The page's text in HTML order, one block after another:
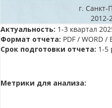
г. Санкт-
2012-
Актуальность: 1-3 квартал
Формат отчета: PDF / WORD /
Срок подготовки отчета: 1-5
Метрики для анализа: